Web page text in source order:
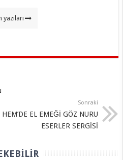
yazıları
Sonraki
HEM’DE EL EMEĞİ GÖZ NURU
ESERLER SERGİSİ